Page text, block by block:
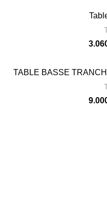
TABLE BASSE